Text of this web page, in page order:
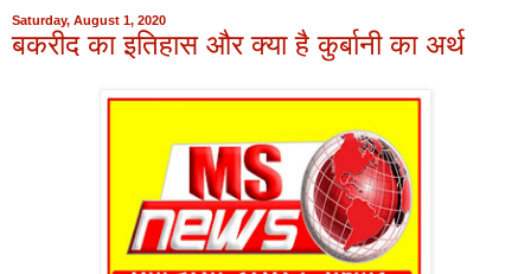
Saturday, August 1, 2020
बकरीद का इतिहास और क्‍या है कुर्बानी का अर्थ